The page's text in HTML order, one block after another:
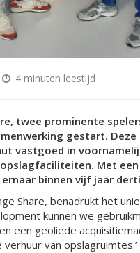
4 minuten leestijd
twee prominente
gestart.
vastgoed in
Met
binnen vijf jaar
Share, benadrukt het
kunnen we
een geoliede
van opslagruimtes.’